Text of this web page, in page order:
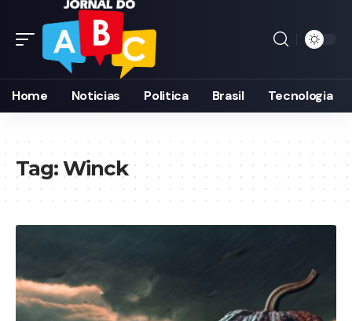
Home Noticias Politica Brasil Tecnologia
Tag:Winck